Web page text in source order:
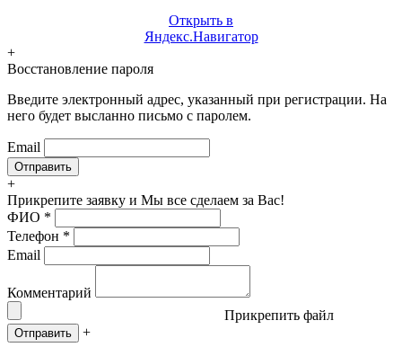
Открыть в
Яндекс.Навигатор
+
Восстановление пароля
Введите электронный адрес, указанный при регистрации. На
него будет высланно письмо с паролем.
Email
+
Прикрепите заявку и Мы все сделаем за Вас!
ФИО *
Телефон *
Email
Комментарий
Прикрепить файл
Отправить +